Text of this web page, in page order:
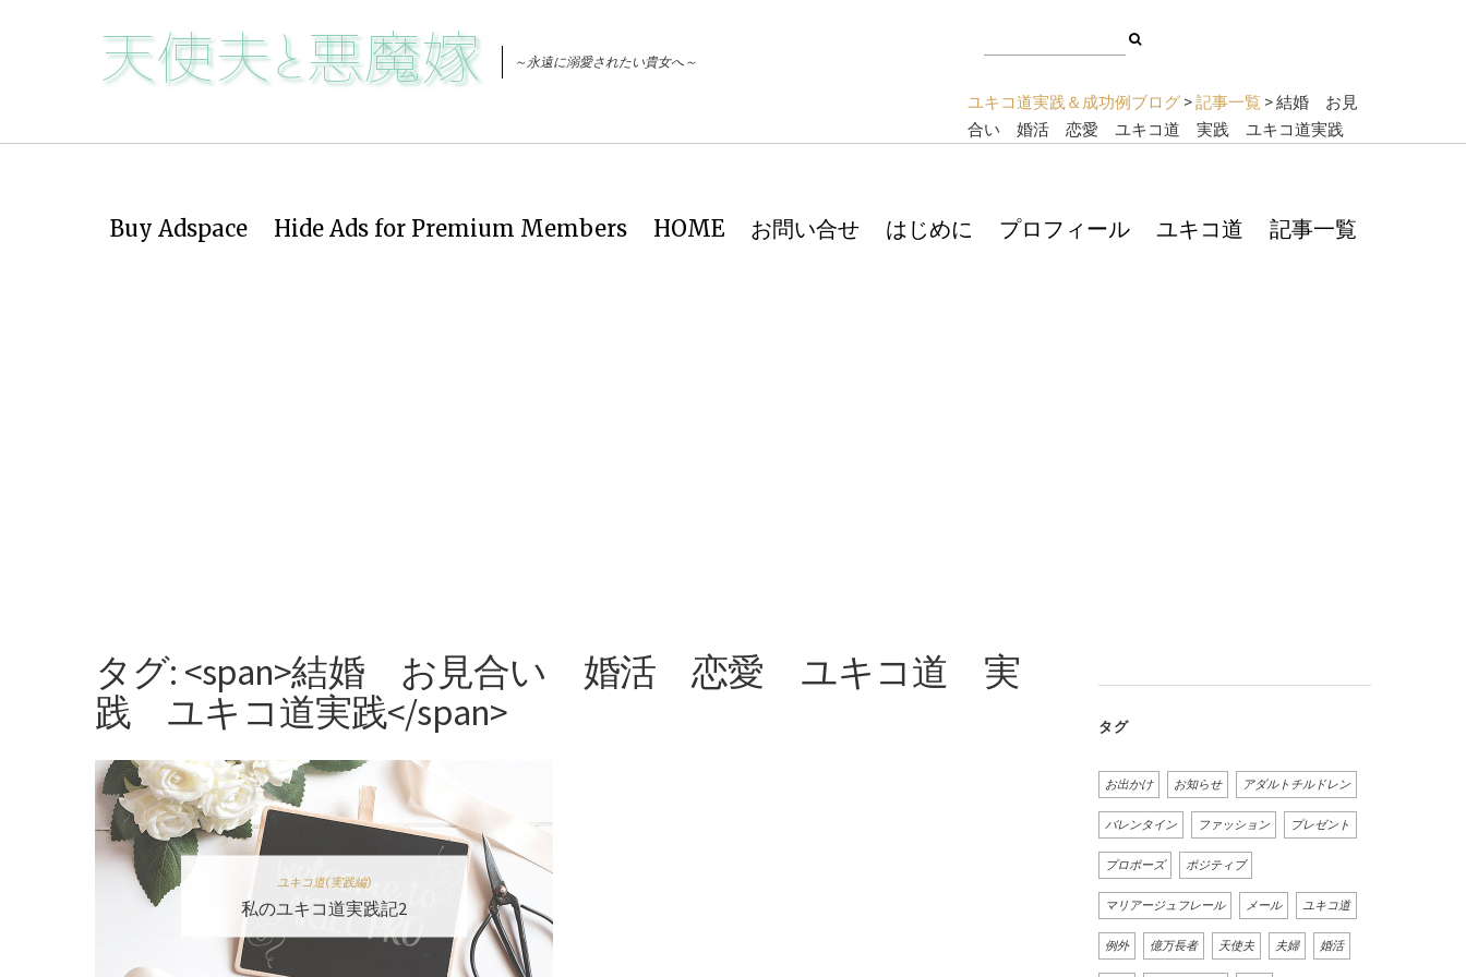
～永遠に溺愛されたい貴女へ～
ユキコ道実践＆成功例ブログ >記事一覧 >結婚 お見
合い 婚活 恋愛 ユキコ道 実践 ユキコ道実践
Buy Adspace Hide Ads for Premium Members HOME お問い合せ はじめに プロフィール ユキコ道 記事一覧
タグ: <span>結婚 お見合い 婚活 恋愛 ユキコ道 実
践 ユキコ道実践</span>
ユキコ道(実践編)
私のユキコ道実践記2
タグ
お出かけ お知らせ アダルトチルドレン
バレンタイン ファッション プレゼント
プロポーズ ポジティブ
マリアージュフレール メール ユキコ道
例外 億万長者 天使夫 夫婦 婚活